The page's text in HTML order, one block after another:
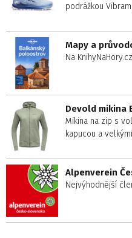
podrážkou
Mapy a
Na KnihyNaHory.cz
Devold mikina
Mikina na zip s
kapucou a
Alpenverein
Nejvýhodnější